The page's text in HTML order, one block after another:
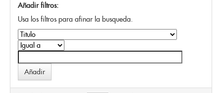
Añadir filtros:
Usa los filtros para afinar la busqueda.